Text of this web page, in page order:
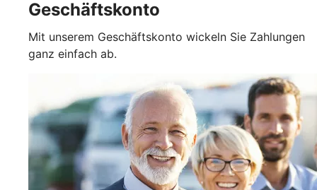
Geschäftskonto
Mit unserem Geschäftskonto wickeln Sie Zahlungen
ganz einfach ab.